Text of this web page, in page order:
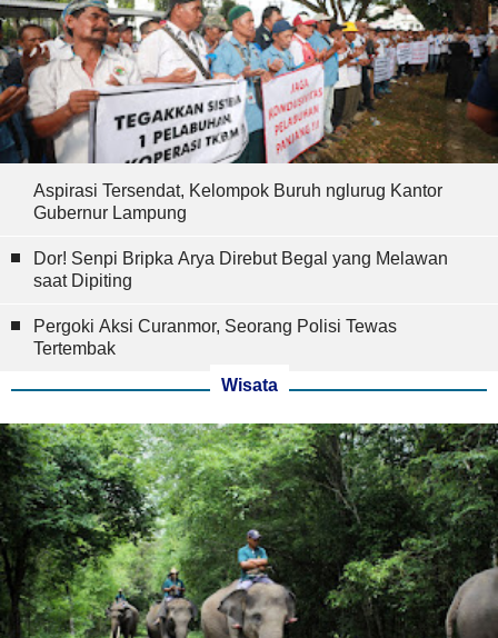
Aspirasi Tersendat, Kelompok Buruh nglurug Kantor
Gubernur Lampung
Dor! Senpi Bripka Arya Direbut Begal yang Melawan
saat Dipiting
Pergoki Aksi Curanmor, Seorang Polisi Tewas
Tertembak
Wisata